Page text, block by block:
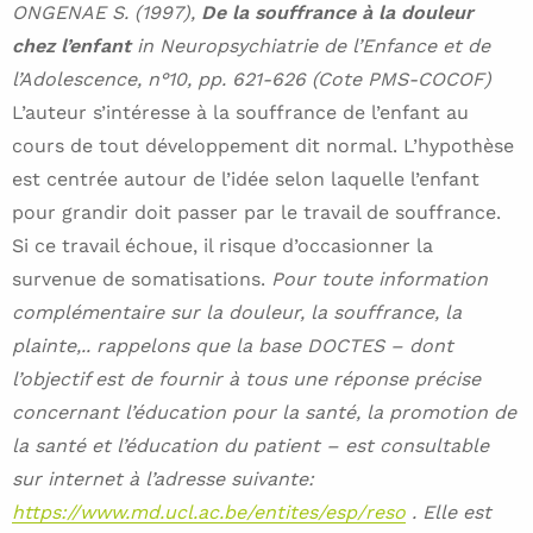
ONGENAE S. (1997), De la souffrance à la douleur
chez l’enfant in Neuropsychiatrie de l’Enfance et de
l’Adolescence, n°10, pp. 621-626 (Cote PMS-COCOF)
L’auteur s’intéresse à la souffrance de l’enfant au
cours de tout développement dit normal. L’hypothèse
est centrée autour de l’idée selon laquelle l’enfant
pour grandir doit passer par le travail de souffrance.
Si ce travail échoue, il risque d’occasionner la
survenue de somatisations. Pour toute information
complémentaire sur la douleur, la souffrance, la
plainte,.. rappelons que la base DOCTES – dont
l’objectif est de fournir à tous une réponse précise
concernant l’éducation pour la santé, la promotion de
la santé et l’éducation du patient – est consultable
sur internet à l’adresse suivante:
https://www.md.ucl.ac.be/entites/esp/reso . Elle est